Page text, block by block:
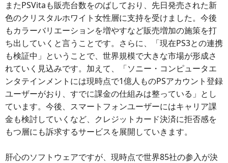
またPSVitaも販売台数をのばしており、先日発売された新
色のクリスタルホワイト女性層に支持を受けました。今後
もカラーバリエーションを増やすなど販売増加の施策を打
ち出していくと言うことです。さらに、「現在PS3との連携
も検証中」ということで、世界規模で大きな市場が形成さ
れていく見込みです。加えて、「ソニー・コンピュータエ
ンタテインメントには現時点で1億人ものPSアカウント登録
ユーザーがおり、すでに課金の仕組みは整っている」とし
ています。今後、スマートフォンユーザーにはキャリア課
金も検討していくなど、クレジットカード決済に拒否感を
もつ層にも訴求するサービスを展開していきます。
肝心のソフトウェアですが、現時点で世界85社の参入が決